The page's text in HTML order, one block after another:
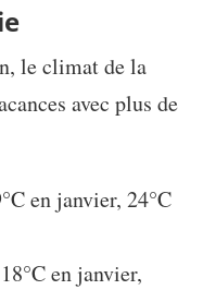
le climat de la
avec plus de
en janvier, 24°C
en janvier,